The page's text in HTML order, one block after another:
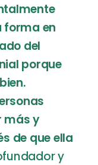
forma en
del
porque
más y
de que ella
y